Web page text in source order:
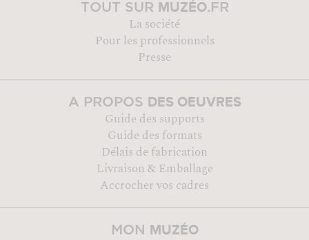
TOUT SUR MUZÉO.FR
La société
Pour les professionnels
Presse
A PROPOS DES OEUVRES
Guide des supports
Guide des formats
Délais de fabrication
Livraison & Emballage
Accrocher vos cadres
MON MUZÉO